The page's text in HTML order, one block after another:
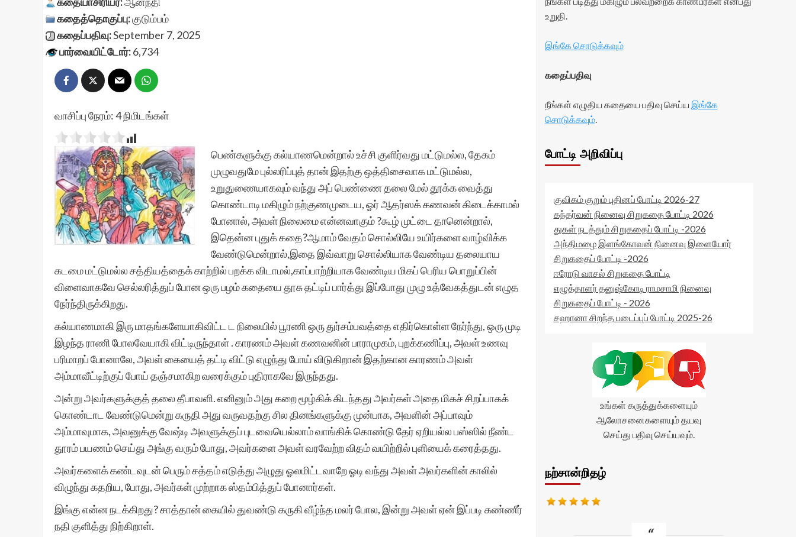
கதைத்தொகுப்பு:குடும்பம்
கதைப்பதிவு:September 7, 2025
பார்வையிட்டோர்:6,734
வாசிப்பு நேரம்:4நிமிடங்கள்
பெண்களுக்கு கல்யாணமென்றால் உச்சி குளிர்வது மட்டுமல்ல, தேகம்
முழுவதுமே புல்லரிப்புத் தான் இதற்கு ஒத்திசைவாக மட்டுமல்ல,
உறுதுணையாகவும் வந்து அப் பெண்ணை தலை மேல் தூக்க வைத்து
கொண்டாடி மகிழும் நற்குணமுடைய, ஓர் ஆதர்ஸக் கணவன் கிடைக்காமல்
போனால், அவள் நிலைமை என்னவாகும் ?கூழ் முட்டை தானென்றால்,
இதென்ன புதுக் கதை?ஆமாம் வேதம் சொல்லியே உயிர்களை வாழ்விக்க
வேண்டுமென்றால்,இதை இவ்வாறு சொல்லியாக வேண்டிய தலையாய
கடமை மட்டுமல்ல சத்தியத்தைக் காற்றில் பறக்க விடாமல்,காப்பாற்றியாக வேண்டிய மிகப் பெரிய பொறுப்பின்
விளைவாகவே செல்லரித்துப் போன ஒரு பழம் கதையை தூசு தட்டிப் பார்த்து இப்போது முழு உத்வேகத்துடன் எழுத
நேர்ந்திருக்கிறது.
கல்யாணமாகி இரு மாதங்களேயாகிவிட்ட ட நிலையில் பூரணி ஒரு துர்சம்பவத்தை எதிர்கொள்ள நேர்ந்து, ஒரு முடி
இழந்த ராணி போலவேயாகி விட்டிருந்தாள் . காரணம் அவள் கணவனின் பாராமுகம், புறக்கணிப்பு, அவள் உணவு
பரிமாறப் போனாலே, அவள் கையைத் தட்டி விட்டு எழுந்து போய் விடுகிறான் இதற்கான காரணம் அவள்
அம்மாவீட்டிற்குப் போய் தஞ்சமாகிற வரைக்கும் புதிராகவே இருந்தது.
அன்று அவர்களுக்குத் தலை தீபாவளி. எனினும் அது கறை மூழ்கிக் கிடந்தது அவர்கள் அதை மிகச் சிறப்பாகக்
கொண்டாட வேண்டுமென்று கருதி அது வருவதற்கு சில தினங்களுக்கு முன்பாக, அவளின் அப்பாவும்
அம்மாவுமாக, அவனுக்கு வேஷ்டி அவளுக்குப் புடவையெல்லாம் வாங்கிக் கொண்டு தேர் ஏறியல்ல பஸ்ஸில் நீண்ட
தூரம் பயணம் செய்து அங்கு வரும் போது, அவர்களை அவள் வரவேற்ற விதம் வயிற்றில் புளியைக் கரைத்தது.
அவர்களைக் கண்டவுடன் பெரும் சத்தம் எடுத்து அழுது ஓலமிட்டவாறே ஓடி வந்து அவள் அவர்களின் காலில்
விழுந்து கதறிய, போது, அவர்கள் முற்றாக ஸ்தம்பித்துப் போனார்கள்.
இங்கு என்ன நடக்கிறது? சாத்தான் கையில் துவண்டு கருகி வீழ்ந்த மலர் போல, இன்று அவள் ஏன் இப்படி கண்ணீர்
நதி குளித்து நிற்கிறாள்.
உறுதி.
இங்கே சொடுக்கவும்
கதைப்பதிவு
நீங்கள் எழுதிய கதையை பதிவு செய்ய இங்கே
சொடுக்கவும்.
போட்டி அறிவிப்பு
குவிகம் குறும் புதினப் போட்டி 2026-27
கந்தர்வன் நினைவு சிறுகதை போட்டி 2026
துகள் நடத்தும் சிறுகதைப் போட்டி -2026
அந்திமழை இளங்கோவன் நினைவு இளையோர்
சிறுகதைப் போட்டி -2026
ஈரோடு வாசல் சிறுகதை போட்டி
எழுத்தாளர் தனுஷ்கோடி ராமசாமி நினைவு
சிறுகதைப் போட்டி - 2026
சஹானா சிறந்த படைப்புப் போட்டி 2025-26
உங்கள் கருத்துக்களையும்
ஆலோசனைகளையும் தயவு
செய்து பதிவு செய்யவும்.
நற்சான்றிதழ்